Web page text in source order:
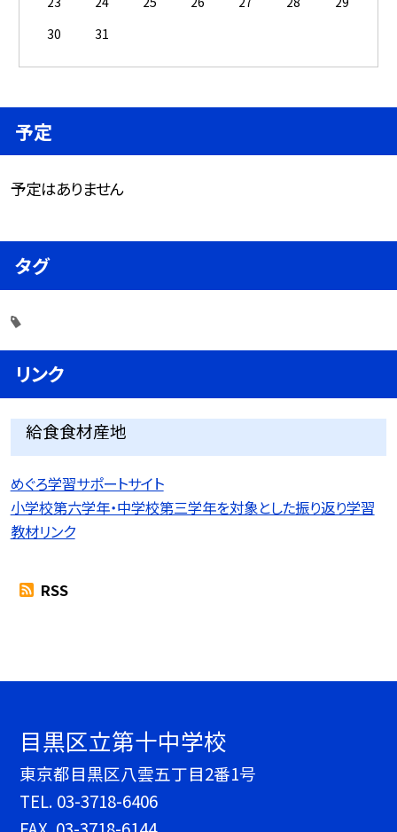
30
31
予定
予定はありません
タグ
リンク
給食食材産地
めぐろ学習サポートサイト
小学校第六学年・中学校第三学年を対象とした振り返り学習
教材リンク
RSS
目黒区立第十中学校
東京都目黒区八雲五丁目2番1号
TEL. 03-3718-6406